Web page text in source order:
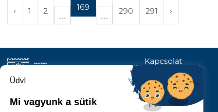
‹ 1 2 169 290 291 ›
Kapcsolat
KÖVESSENEK
Üdv!
Mi vagyunk a sütik